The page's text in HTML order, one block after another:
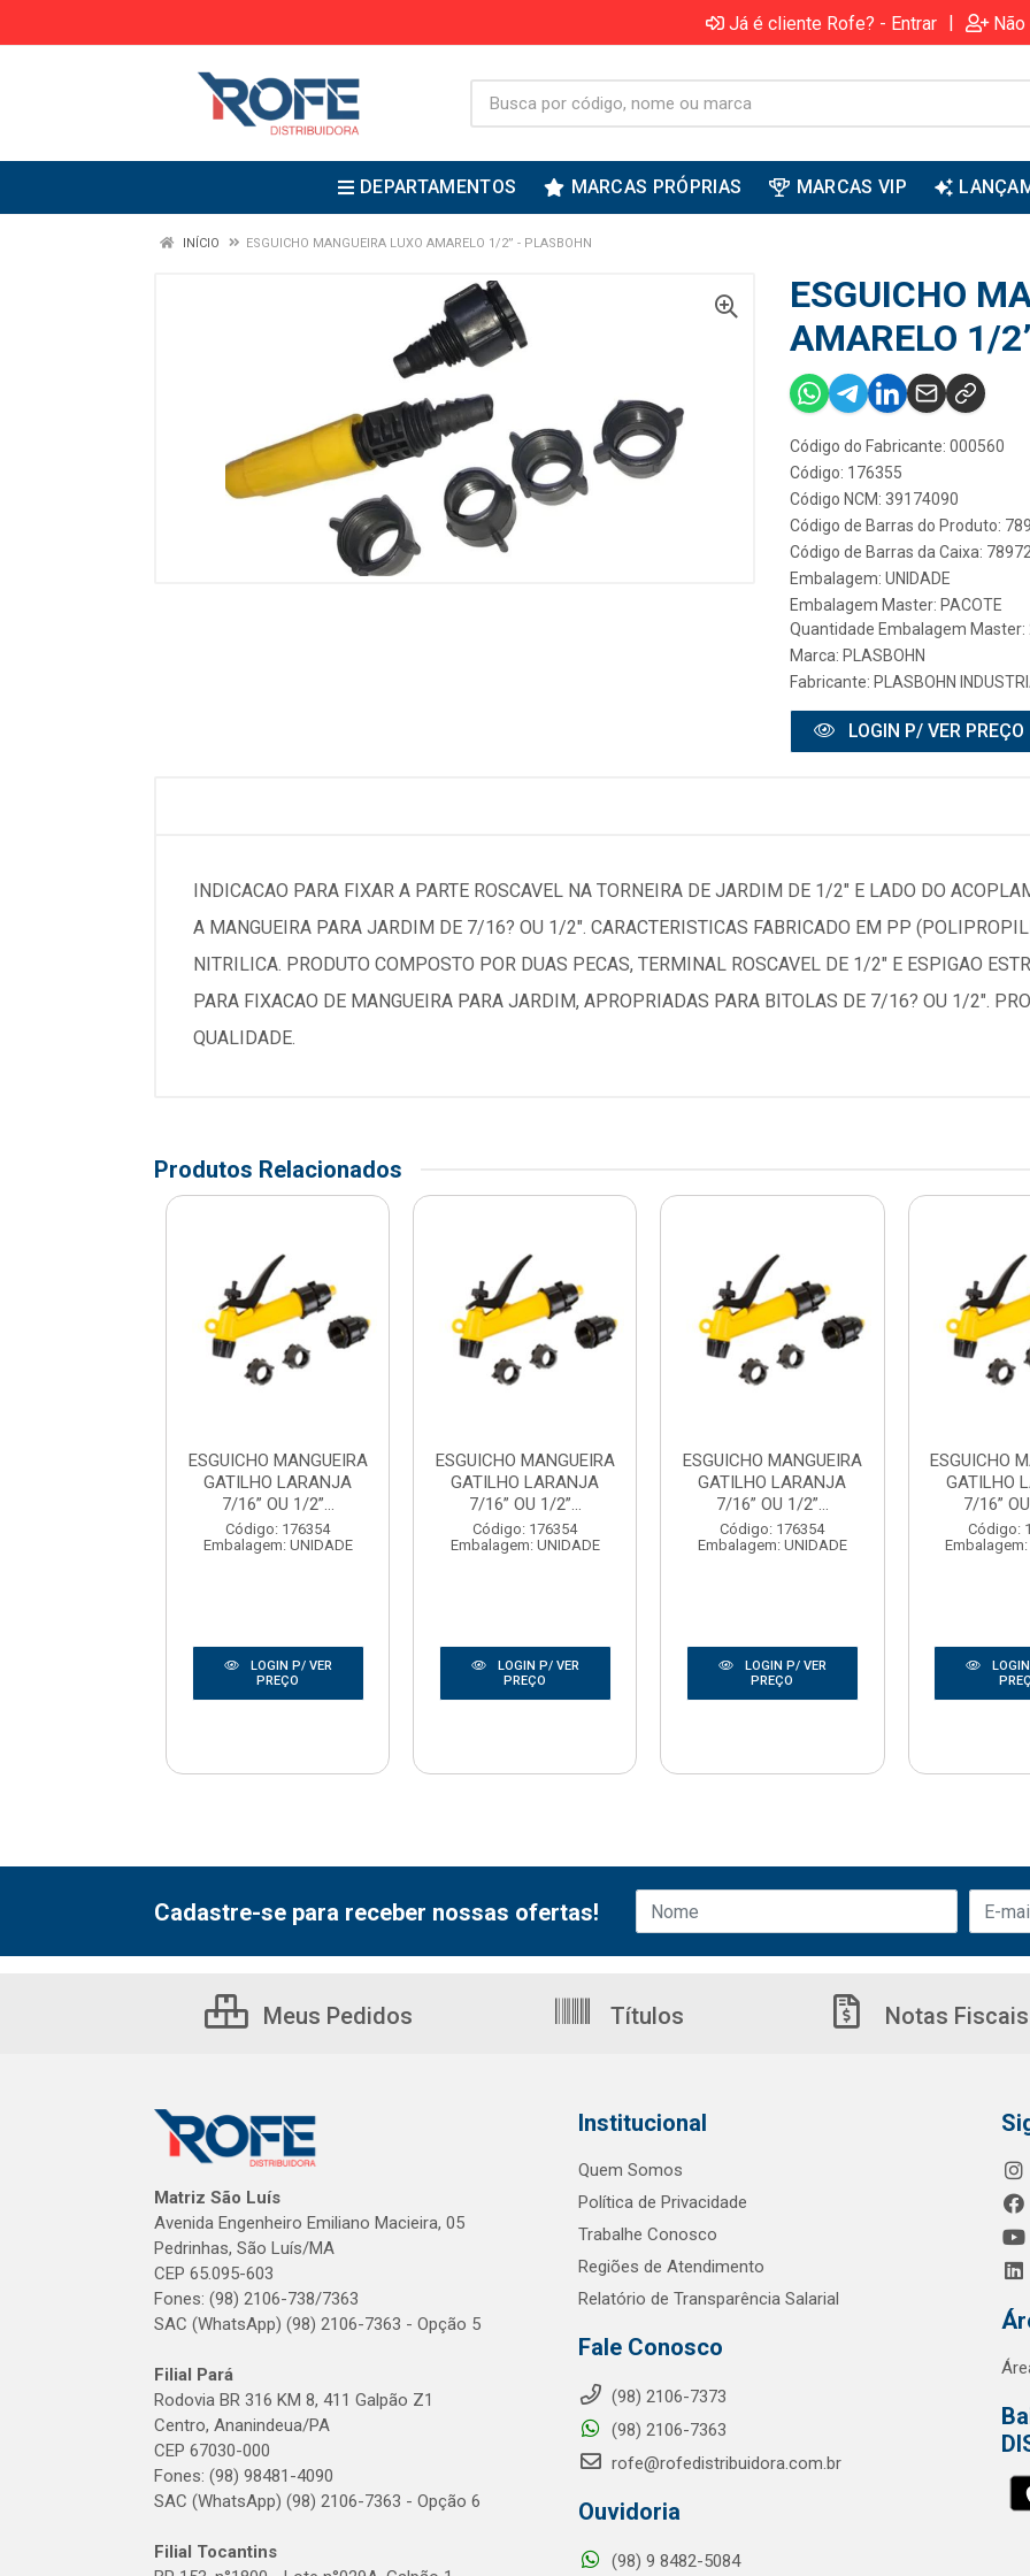
Já é cliente Rofe? - Entrar |
DEPARTAMENTOS MARCAS PRÓPRIAS MARCAS VIP
INÍCIO ESGUICHO MANGUEIRA LUXO AMARELO 1/2” - PLASBOHN
ESGUICHO
AMARELO 1/
Código do Fabricante: 000560
Código: 176355
Código NCM: 39174090
Código de Barras do Produto:
Código de Barras da Caixa:
Embalagem: UNIDADE
Embalagem Master: PACOTE
Quantidade Embalagem Master:
Marca: PLASBOHN
Fabricante: PLASBOHN
LOGIN P/ VER PREÇO
INDICACAO PARA FIXAR A PARTE ROSCAVEL NA TORNEIRA DE JARDIM DE 1/2" E LADO DO
A MANGUEIRA PARA JARDIM DE 7/16? OU 1/2". CARACTERISTICAS FABRICADO EM PP
NITRILICA. PRODUTO COMPOSTO POR DUAS PECAS, TERMINAL ROSCAVEL DE 1/2" E ESPIGAO
PARA FIXACAO DE MANGUEIRA PARA JARDIM, APROPRIADAS PARA BITOLAS DE 7/16? OU 1/2".
QUALIDADE.
Produtos Relacionados
ESGUICHO MANGUEIRA
GATILHO LARANJA
7/16” OU 1/2”...
Código: 176354
Embalagem: UNIDADE
LOGIN P/ VER
PREÇO
ESGUICHO MANGUEIRA
GATILHO LARANJA
7/16” OU 1/2”...
Código: 176354
Embalagem: UNIDADE
LOGIN P/ VER
PREÇO
ESGUICHO MANGUEIRA
GATILHO LARANJA
7/16” OU 1/2”...
Código: 176354
Embalagem: UNIDADE
LOGIN P/ VER
PREÇO
ESGUICHO
GATILHO
7/16”
Código:
Embalagem:
Cadastre-se para receber nossas ofertas!
Meus Pedidos Títulos Notas Fiscais
Matriz São Luís
Avenida Engenheiro Emiliano Macieira, 05
Pedrinhas, São Luís/MA
CEP 65.095-603
Fones: (98) 2106-738/7363
SAC (WhatsApp) (98) 2106-7363 - Opção 5
Filial Pará
Rodovia BR 316 KM 8, 411 Galpão Z1
Centro, Ananindeua/PA
CEP 67030-000
Fones: (98) 98481-4090
SAC (WhatsApp) (98) 2106-7363 - Opção 6
Filial Tocantins
Institucional
Quem Somos
Política de Privacidade
Trabalhe Conosco
Regiões de Atendimento
Relatório de Transparência Salarial
Fale Conosco
(98) 2106-7373
(98) 2106-7363
rofe@rofedistribuidora.com.br
Ouvidoria
(98) 9 8482-5084